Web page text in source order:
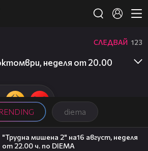
diema
СЛЕДВАЙ 123
неделя от 20.00
"Трудна мишена 2" на16 август, неделя
от 22.00 ч. по DIEMA